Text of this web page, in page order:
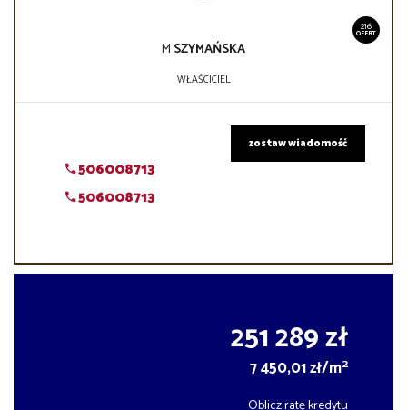
216
OFERT
M SZYMAŃSKA
WŁAŚCICIEL
506008713
506008713
zostaw wiadomość
251 289 zł
7 450,01 zł/m2